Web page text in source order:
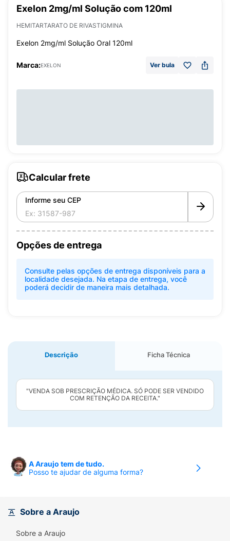
Exelon 2mg/ml Solução com 120ml
HEMITARTARATO DE RIVASTIGMINA
Exelon 2mg/ml Solução Oral 120ml
Marca:EXELON Ver bula
Calcular frete
Informe seu CEP
Opções de entrega
Consulte pelas opções de entrega disponíveis para a
localidade desejada. Na etapa de entrega, você
poderá decidir de maneira mais detalhada.
Descrição Ficha Técnica
"VENDA SOB PRESCRIÇÃO MÉDICA. SÓ PODE SER VENDIDO
COM RETENÇÃO DA RECEITA."
A Araujo tem de tudo.
Posso te ajudar de alguma forma?
Sobre a Araujo
Sobre a Araujo